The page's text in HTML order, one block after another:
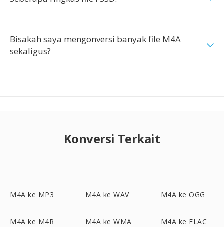
Bisakah saya mengonversi banyak file M4A
sekaligus?
Konversi Terkait
M4A ke MP3 M4A ke WAV M4A ke OGG
M4A ke M4R M4A ke WMA M4A ke FLAC